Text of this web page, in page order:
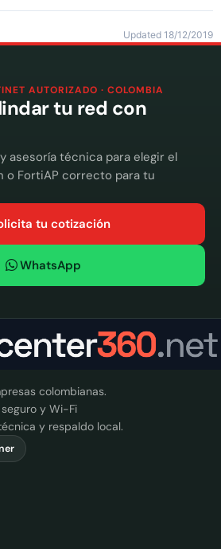
Updated 18/12/2019
AUTORIZADO · COLOMBIA
tu red con
asesoría técnica para elegir el
o FortiAP correcto para tu
tu cotización
WhatsApp
colombianas.
seguro y Wi-Fi
y respaldo local.